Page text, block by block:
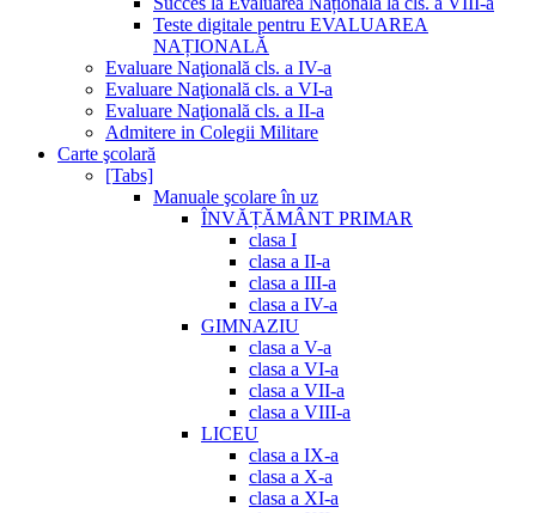
Teste digitale pentru EVALUAREA
NAȚIONALĂ
Evaluare Naţională cls. a IV-a
Evaluare Naţională cls. a VI-a
Evaluare Naţională cls. a II-a
Admitere in Colegii Militare
Carte şcolară
[Tabs]
Manuale şcolare în uz
ÎNVĂȚĂMÂNT PRIMAR
clasa I
clasa a II-a
clasa a III-a
clasa a IV-a
GIMNAZIU
clasa a V-a
clasa a VI-a
clasa a VII-a
clasa a VIII-a
LICEU
clasa a IX-a
clasa a X-a
clasa a XI-a